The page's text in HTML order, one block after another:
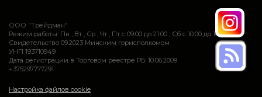
ООО "Трейдман"
Режим работы: Пн , Вт , Ср , Чт , Пт c 09:00 до 21:00 ; Сб c 10:00 до 16:00
Свидетельство 09.2023 Минским горисполкомом
УНП 193710949
Дата регистрации в Торговом реестре РБ: 10.06.2009
+375297777291
Настройка файлов cookie